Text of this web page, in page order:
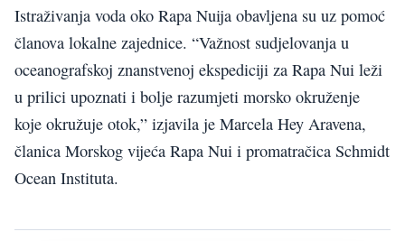
Istraživanja voda oko Rapa Nuija obavljena su uz pomoć
članova lokalne zajednice. “Važnost sudjelovanja u
oceanografskoj znanstvenoj ekspediciji za Rapa Nui leži
u prilici upoznati i bolje razumjeti morsko okruženje
koje okružuje otok,” izjavila je Marcela Hey Aravena,
članica Morskog vijeća Rapa Nui i promatračica Schmidt
Ocean Instituta.